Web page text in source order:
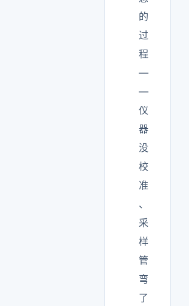
的
过
程
—
—
仪
器
没
校
准
、
采
样
管
弯
了